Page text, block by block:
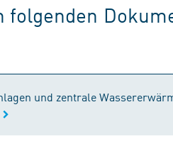
folgenden
und zentrale